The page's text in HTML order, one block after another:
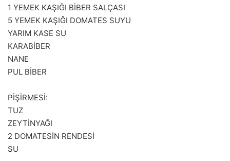
1 YEMEK KAŞIĞI BİBER SALÇASI
5 YEMEK KAŞIĞI DOMATES SUYU
YARIM KASE SU
KARABİBER
NANE
PUL BİBER
PİŞİRMESİ:
TUZ
ZEYTİNYAĞI
2 DOMATESİN RENDESİ
SU